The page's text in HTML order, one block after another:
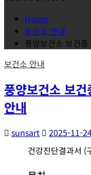
Home
보건소 안내
풍양보건소 보건
보건소 안내
풍양보건소 보
안내
sunsart 2025-11-
건강진단결과서 (